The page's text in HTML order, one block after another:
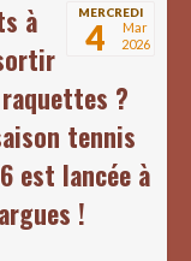
MERCREDI
4
Mar
2026
à
?
tennis
est lancée à
!